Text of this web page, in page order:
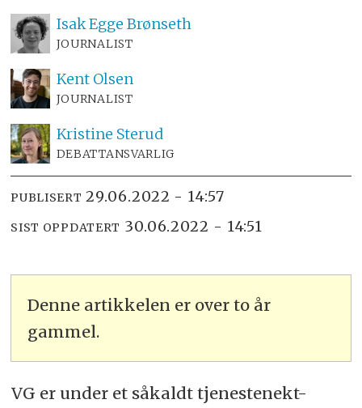
IsakEgge Brønseth
JOURNALIST
Kent Olsen
JOURNALIST
Kristine Sterud
DEBATTANSVARLIG
PUBLISERT 29.06.2022 - 14:57
SIST OPPDATERT 30.06.2022 - 14:51
Denne artikkelen er over to år
gammel.
VG er under et såkaldt tjenestenekt-